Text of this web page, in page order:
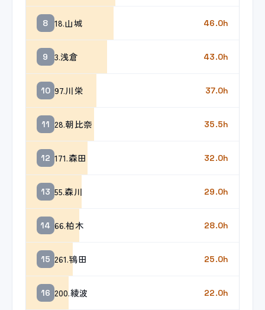
8 18.山城 46.0h
9 3.浅倉 43.0h
10 97.川栄 37.0h
11 28.朝比奈 35.5h
12 171.森田 32.0h
13 55.森川 29.0h
14 66.柏木 28.0h
15 261.鴇田 25.0h
16 200.綾波 22.0h